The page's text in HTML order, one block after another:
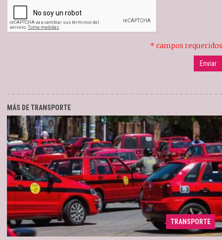
* campos requeridos
MÁS DE TRANSPORTE
TRANSPORTE
21/10/2024 La nueva tarifa registrará un incremento
del 22% a partir de las 00 de mañana martes 22